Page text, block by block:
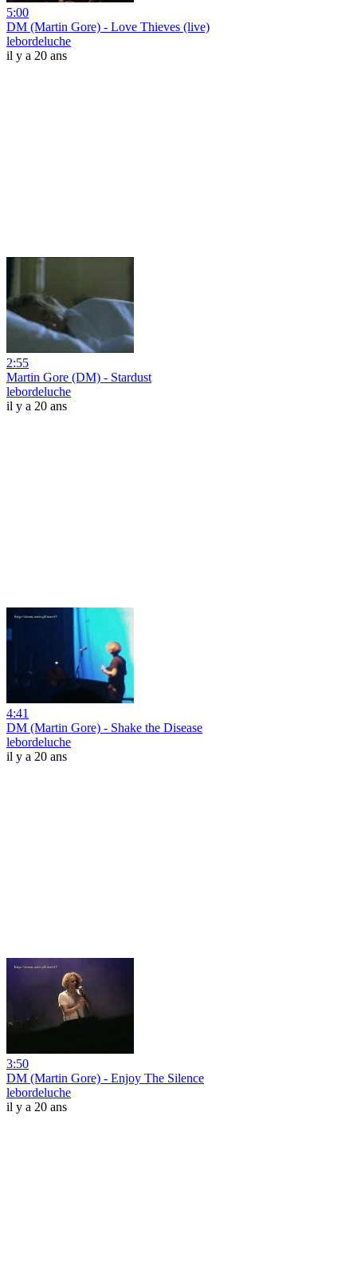
5:00
DM (Martin Gore) - Love Thieves (live)
lebordeluche
il y a 20 ans
2:55
Martin Gore (DM) - Stardust
lebordeluche
il y a 20 ans
4:41
DM (Martin Gore) - Shake the Disease
lebordeluche
il y a 20 ans
3:50
DM (Martin Gore) - Enjoy The Silence
lebordeluche
il y a 20 ans